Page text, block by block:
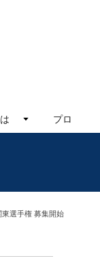
プロ
選手権 募集開始